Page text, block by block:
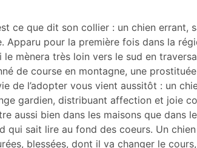
ce que dit son collier : un chien
pour la première fois dans la
le mènera très loin vers le sud en
de course en montagne, une
de l’adopter vous vient aussitôt : un
gardien, distribuant affection et joie
aussi bien dans les maisons que dans
qui sait lire au fond des coeurs. Un
blessées, dont il va changer le